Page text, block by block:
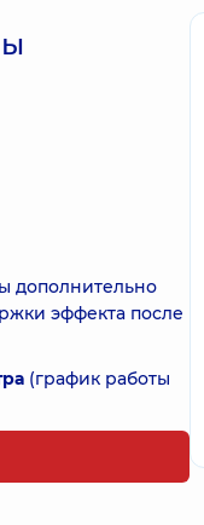
дополнительно
эффекта после
(график работы